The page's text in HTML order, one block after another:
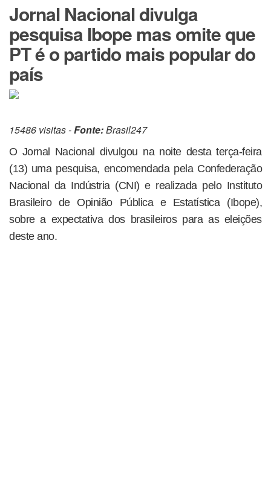
Jornal Nacional divulga
pesquisa Ibope mas omite que
PT é o partido mais popular do
país
15486 visitas -Fonte:Brasil247
O Jornal Nacional divulgou na noite desta terça-feira
(13) uma pesquisa, encomendada pela Confederação
Nacional da Indústria (CNI) e realizada pelo Instituto
Brasileiro de Opinião Pública e Estatística (Ibope),
sobre a expectativa dos brasileiros para as eleições
deste ano.